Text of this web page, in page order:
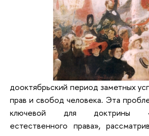
дооктябрьский период заметных
прав и свобод человека. Эта
ключевой для доктрины
естественного права»,